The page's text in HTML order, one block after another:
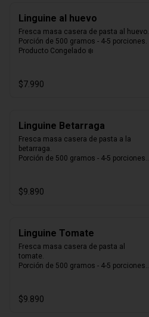
Linguine al huevo
Fresca masa casera de pasta al huevo.
Porción de 500 gramos - 4-5 porciones.
Producto Congelado ❄️
$7.990
Linguine Betarraga
Fresca masa casera de pasta a la
betarraga.
Porción de 500 gramos - 4-5 porciones.
$9.890
Linguine Tomate
Fresca masa casera de pasta al
tomate.
Porción de 500 gramos - 4-5 porciones.
$9.890